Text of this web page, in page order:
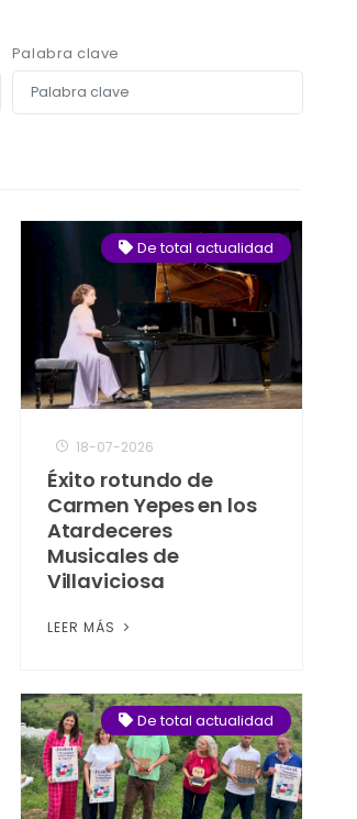
Palabra clave
De total actualidad
18-07-2026
Éxito rotundo de
Carmen Yepes en los
Atardeceres
Musicales de
Villaviciosa
LEER MÁS
De total actualidad